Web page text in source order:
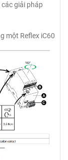
các giải pháp
một Reflex iC60